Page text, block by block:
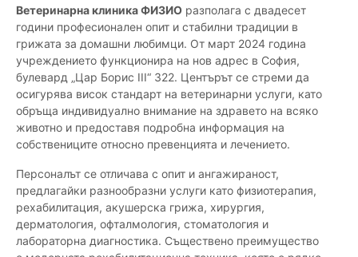
Ветеринарна клиника ФИЗИО разполага с двадесет
години професионален опит и стабилни традиции в
грижата за домашни любимци. От март 2024 година
учреждението функционира на нов адрес в София,
булевард „Цар Борис III“ 322. Центърът се стреми да
осигурява висок стандарт на ветеринарни услуги, като
обръща индивидуално внимание на здравето на всяко
животно и предоставя подробна информация на
собствениците относно превенцията и лечението.
Персоналът се отличава с опит и ангажираност,
предлагайки разнообразни услуги като физиотерапия,
рехабилитация, акушерска грижа, хирургия,
дерматология, офталмология, стоматология и
лабораторна диагностика. Съществено преимущество